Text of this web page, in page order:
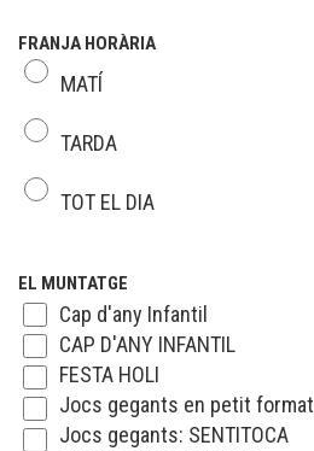
FRANJA HORÀRIA
MATÍ
TARDA
TOT EL DIA
EL MUNTATGE
Cap d'any Infantil
CAP D'ANY INFANTIL
FESTA HOLI
Jocs gegants en petit format
Jocs gegants: SENTITOCA